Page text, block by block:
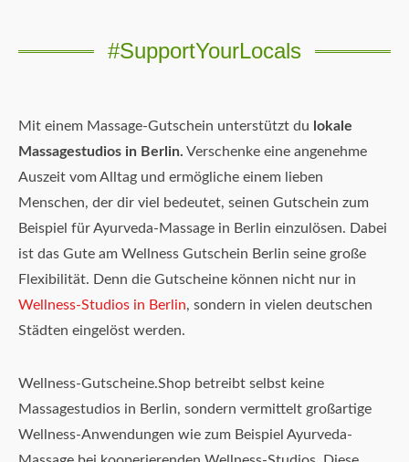
#SupportYourLocals
Mit einem Massage-Gutschein unterstützt du lokale
Massagestudios in Berlin. Verschenke eine angenehme
Auszeit vom Alltag und ermögliche einem lieben
Menschen, der dir viel bedeutet, seinen Gutschein zum
Beispiel für Ayurveda-Massage in Berlin einzulösen. Dabei
ist das Gute am Wellness Gutschein Berlin seine große
Flexibilität. Denn die Gutscheine können nicht nur in
Wellness-Studios in Berlin, sondern in vielen deutschen
Städten eingelöst werden.
Wellness-Gutscheine.Shop betreibt selbst keine
Massagestudios in Berlin, sondern vermittelt großartige
Wellness-Anwendungen wie zum Beispiel Ayurveda-